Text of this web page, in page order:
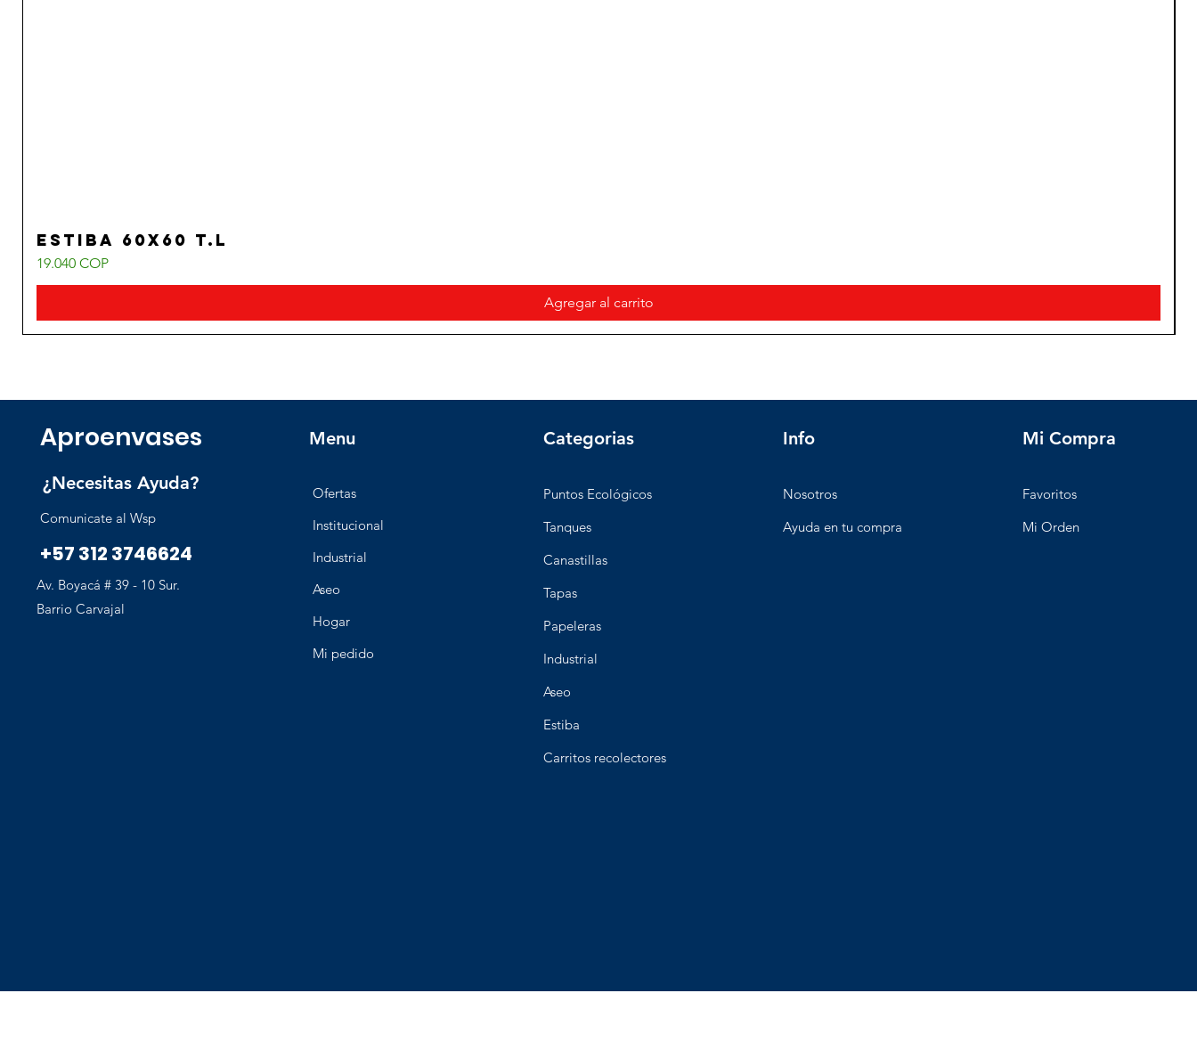
Estiba 60x60 T.L
Precio
19.040 COP
Agregar al carrito
Aproenvases
¿Necesitas Ayuda?
Comunicate al Wsp
+57 312 3746624
Av. Boyacá # 39 - 10 Sur.
Barrio Carvajal
Menu
Ofertas
Institucional
Industrial
Aseo
Hogar
Mi pedido
Categorias
Puntos Ecológicos
Tanques
Canastillas
Tapas
Papeleras
Industrial
Aseo
Estiba
Carritos recolectores
Info
Nosotros
Ayuda en tu compra
Mi Compra
Favoritos
Mi Orden